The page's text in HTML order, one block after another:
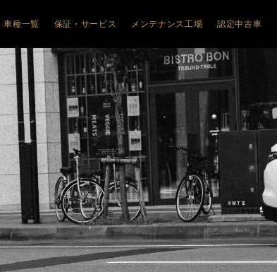
ALFA ROMEO
アルファ ロメオ札幌清田
FIAT
フィアット札幌清田
フィアット旭川
車種一覧
e-
ALFA ROMEO
JUNIOR
TONALE
GIULIA
STELVIO
GIULIA
QUADRIFOGLIO
STELVIO
QUADRIFOGLIO
FIAT
600HYBRID
Doblo
600e
保証・サービス メンテナンス工場 認定中古車
JEEP
ABARTH
PEUGEOT
CITROËN